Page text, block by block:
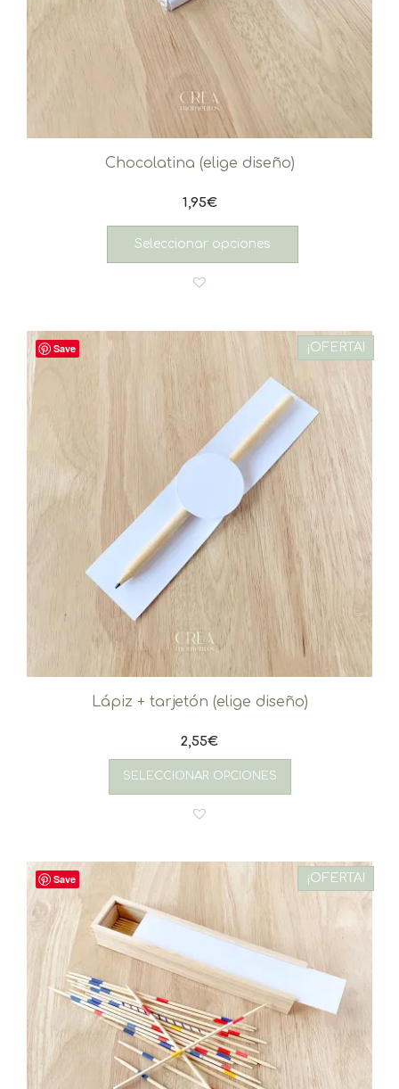
Chocolatina (elige diseño)
1,95€
Seleccionar opciones
Save ¡OFERTA!
Lápiz + tarjetón (elige diseño)
2,55€
SELECCIONAR OPCIONES
Save ¡OFERTA!